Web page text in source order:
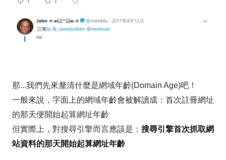
那...我們先來釐清什麼是網域年齡(Domain Age)吧！
一般來說，字面上的網域年齡會被解讀成：首次註冊網址
的那天便開始起算網址年齡
但實際上，對搜尋引擎而言應該是： 搜尋引擎首次抓取網
站資料的那天開始起算網址年齡